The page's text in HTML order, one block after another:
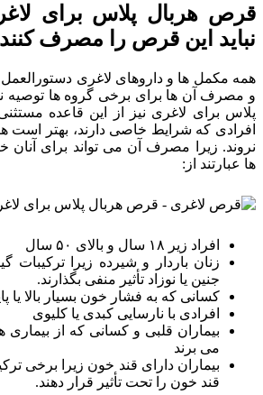
قرص هربال پلاس برای
نباید این قرص را مصرف
همه مکمل ها و داروهای لاغری
و مصرف آن ها برای برخی گروه ها توصیه
پلاس برای لاغری نیز از این قاعده
افرادی که شرایط خاصی دارند، بهتر
نروند. زیرا مصرف آن می تواند برای آنان
ها عبارتند از:
افراد زیر ۱۸ سال و بالای ۵۰ سال
زنان باردار و شیرده زیرا ترکیبات
جنین یا نوزاد تأثیر منفی بگذارند.
کسانی که به فشار خون بسیار بالا یا
افرادی با نارسایی کبدی یا کلیوی
بیماران قلبی و کسانی که از بیماری
می برند
بیماران دارای قند خون زیرا برخی
قند خون را تحت تأثیر قرار دهند.